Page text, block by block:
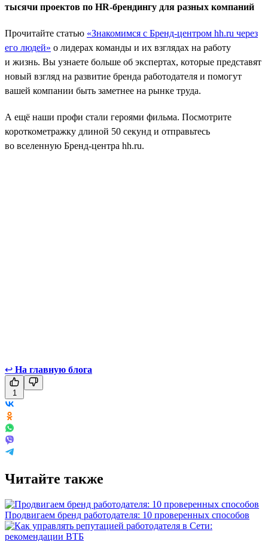
тысячи проектов по HR-брендингу для разных компаний
Прочитайте статью «Знакомимся с Бренд-центром hh.ru через
его людей» о лидерах команды и их взглядах на работу
и жизнь. Вы узнаете больше об экспертах, которые представят
новый взгляд на развитие бренда работодателя и помогут
вашей компании быть заметнее на рынке труда.
А ещё наши профи стали героями фильма. Посмотрите
короткометражку длиной 50 секунд и отправьтесь
во вселенную Бренд-центра hh.ru.
↩ На главную блога
1
Читайте также
Продвигаем бренд работодателя: 10 проверенных способов